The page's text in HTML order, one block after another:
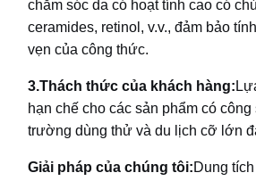
chăm sóc da có hoạt tính cao có
ceramides, retinol, v.v., đảm bảo
vẹn của công thức.
3.Thách thức của khách hàng:
hạn chế cho các sản phẩm có
trường dùng thử và du lịch cỡ lớn
Giải pháp của chúng tôi:Dung